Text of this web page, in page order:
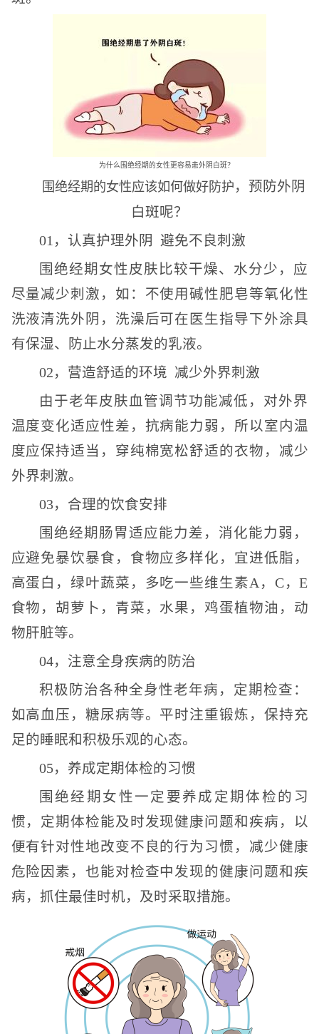
为什么围绝经期的女性更容易患外阴白斑？
围绝经期的女性应该如何做好防护 ，预防外阴
白斑呢？
01，认真护理外阴 避免不良刺激
围绝经期女性皮肤比较干燥、水分少，应
尽量减少刺激，如：不使用碱性肥皂等氧化性
洗液清洗外阴，洗澡后可在医生指导下外涂具
有保湿、防止水分蒸发的乳液。
02，营造舒适的环境 减少外界刺激
由于老年皮肤血管调节功能减低，对外界
温度变化适应性差，抗病能力弱，所以室内温
度应保持适当，穿纯棉宽松舒适的衣物，减少
外界刺激。
03，合理的饮食安排
围绝经期肠胃适应能力差，消化能力弱，
应避免暴饮暴食，食物应多样化，宜进低脂，
高蛋白，绿叶蔬菜，多吃一些维生素A，C，E
食物，胡萝卜，青菜，水果，鸡蛋植物油，动
物肝脏等。
04，注意全身疾病的防治
积极防治各种全身性老年病，定期检查：
如高血压，糖尿病等。平时注重锻炼，保持充
足的睡眠和积极乐观的心态。
05，养成定期体检的习惯
围绝经期女性一定要养成定期体检的习
惯，定期体检能及时发现健康问题和疾病，以
便有针对性地改变不良的行为习惯，减少健康
危险因素，也能对检查中发现的健康问题和疾
病，抓住最佳时机，及时采取措施。